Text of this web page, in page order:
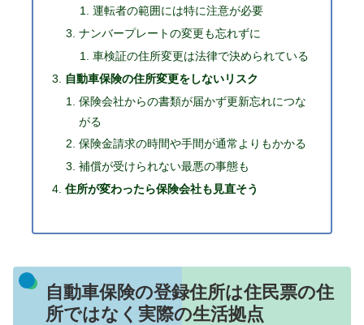
運転者の範囲には特に注意が必要
ナンバープレートの変更も忘れずに
車検証の住所変更は法律で決められている
自動車保険の住所変更をしないリスク
保険会社からの書類が届かず更新忘れにつな
がる
保険金請求の時間や手間が通常よりもかかる
補償が受けられない最悪の事態も
住所が変わったら保険会社も見直そう
自動車保険の登録住所は住民票の住
所ではなく実際の生活拠点